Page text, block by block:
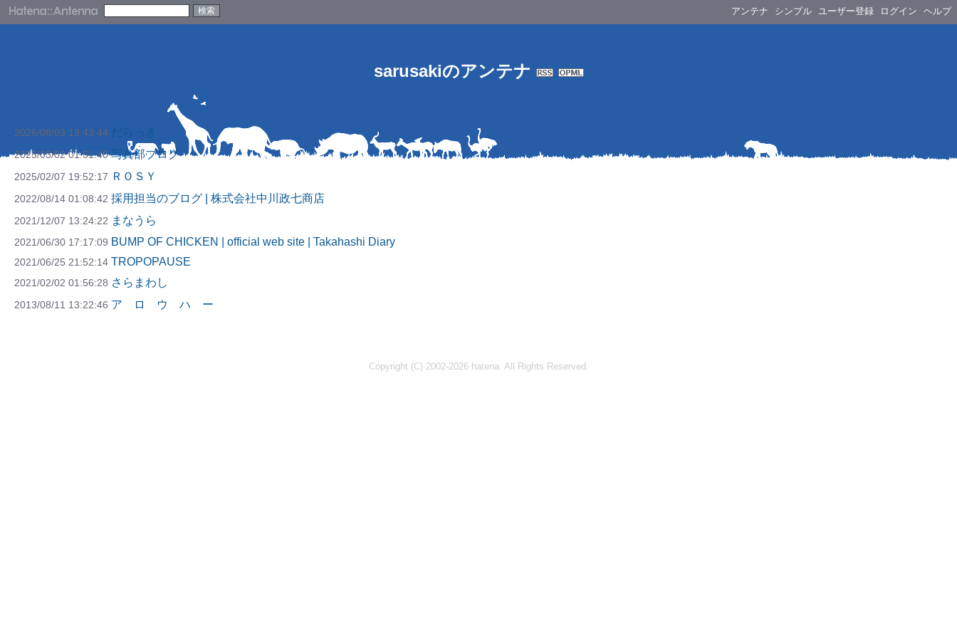
アンテナ シンプル ユーザー登録 ログイン ヘルプ
sarusakiのアンテナ
2026/08/03 19:43:44 だらっき
2025/03/02 01:51:40 写真部ブログ
2025/02/07 19:52:17 ＲＯＳＹ
2022/08/14 01:08:42 採用担当のブログ | 株式会社中川政七商店
2021/12/07 13:24:22 まなうら
2021/06/30 17:17:09 BUMP OF CHICKEN | official web site | Takahashi Diary
2021/06/25 21:52:14 TROPOPAUSE
2021/02/02 01:56:28 さらまわし
2013/08/11 13:22:46 ア ロ ウ ハ ー
Copyright (C) 2002-2026 hatena. All Rights Reserved.